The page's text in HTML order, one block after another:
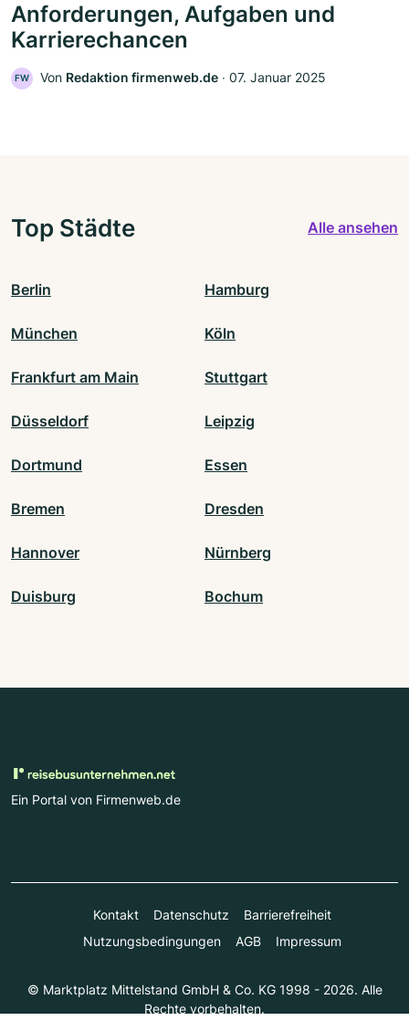
Anforderungen, Aufgaben und
Karrierechancen
FW Von Redaktion firmenweb.de ‧ 07. Januar 2025
Top Städte Alle ansehen
Berlin Hamburg
München Köln
Frankfurt am Main Stuttgart
Düsseldorf Leipzig
Dortmund Essen
Bremen Dresden
Hannover Nürnberg
Duisburg Bochum
Ein Portal von Firmenweb.de
Kontakt Datenschutz
Barrierefreiheit
Nutzungsbedingungen
AGB Impressum
© Marktplatz Mittelstand GmbH & Co. KG 1998 - 2026. Alle
Rechte vorbehalten.